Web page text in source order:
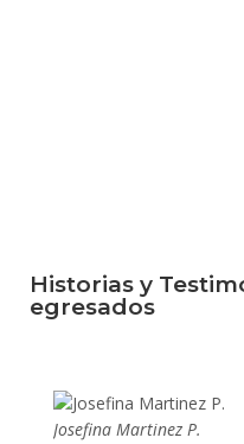
Historias y
egresados
Josefina Martinez P.